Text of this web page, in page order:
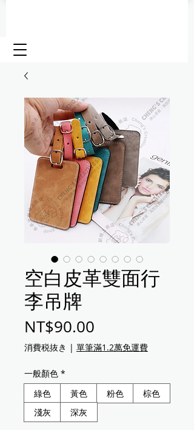
空白皮革雙面行
李吊牌
NT$90.00
消費税抜き | 單筆滿1.2萬免運費
一般顏色 *
綠色
黃色 粉色
棕色
淺灰
深灰